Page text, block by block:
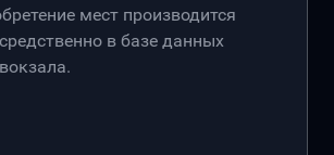
мест производится
в базе данных